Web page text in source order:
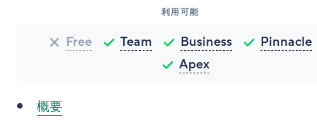
利用可能
Free Team Business
Pinnacle
Apex
概要